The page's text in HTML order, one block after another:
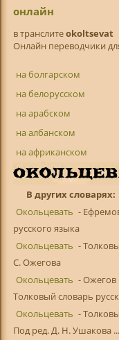
онлайн
в транслитeokoltsevat
Онлайн переводчики
на болгарском
на белорусском
на арабском
на албанском
на африканском
В других словарях:
Окольцевать -
русского языка
Окольцевать -
С. Ожегова
Окольцевать -
Толковый словарь
Окольцевать -
Под ред. Д. Н. Ушакова ...